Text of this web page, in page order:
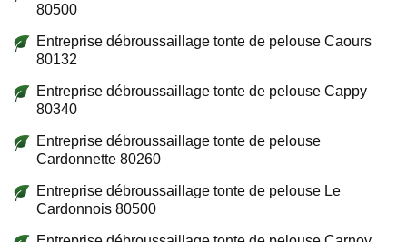
80500
Entreprise débroussaillage tonte de pelouse Caours
80132
Entreprise débroussaillage tonte de pelouse Cappy
80340
Entreprise débroussaillage tonte de pelouse
Cardonnette 80260
Entreprise débroussaillage tonte de pelouse Le
Cardonnois 80500